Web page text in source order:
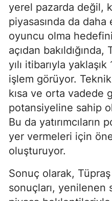
yerel pazarda değil,
piyasasında da
oyuncu olma
açıdan
yılı itibarıyla
işlem görüyor.
kısa ve orta vadede
potansiyeline sahip
Bu da yatırımcıların
yer vermeleri için
oluşturuyor.
Sonuç olarak,
sonuçları,